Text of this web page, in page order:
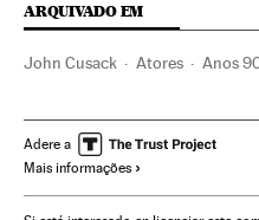
ARQUIVADO EM
John Cusack Atores Anos
Chicago Hollywood Cinema
Anjelica Huston
Adere a
Mais informações